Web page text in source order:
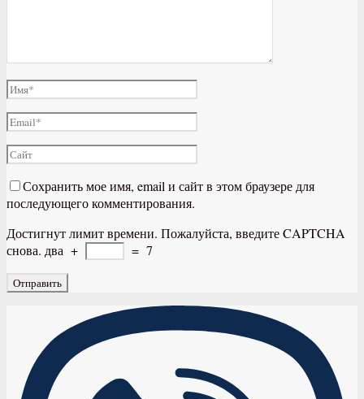
Сохранить мое имя, email и сайт в этом браузере для
последующего комментирования.
Достигнут лимит времени. Пожалуйста, введите CAPTCHA
снова. два + = 7